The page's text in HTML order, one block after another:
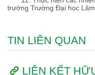
trưởng Trường Đại học
TIN LIÊN QUAN
LIÊN KẾT